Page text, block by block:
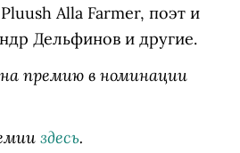
Alla Farmer, поэт и
Дельфинов и другие.
премию в номинации
здесь.